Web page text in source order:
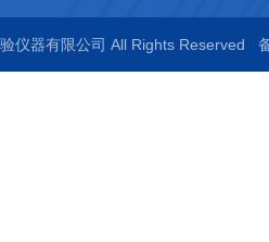
仪器有限公司 All Rights Reserved